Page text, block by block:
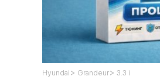
Hyundai > Grandeur> 3.3 i